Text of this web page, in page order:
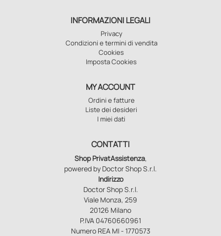
INFORMAZIONI LEGALI
Privacy
Condizioni e termini di vendita
Cookies
Imposta Cookies
MY ACCOUNT
Ordini e fatture
Liste dei desideri
I miei dati
CONTATTI
Shop PrivatAssistenza,
powered by Doctor Shop S.r.l.
Indirizzo
Doctor Shop S.r.l.
Viale Monza, 259
20126 Milano
P.IVA 04760660961
Numero REA MI - 1770573